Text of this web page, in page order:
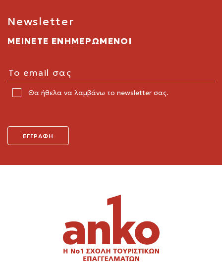
Newsletter
ΜΕΙΝΕΤΕ ΕΝΗΜΕΡΩΜΕΝΟΙ
Θα ήθελα να λαμβάνω το newsletter σας.